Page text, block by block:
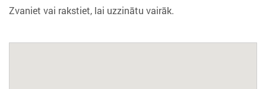
Zvaniet vai rakstiet, lai uzzinātu vairāk.